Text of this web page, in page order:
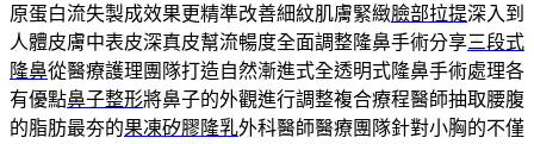
原蛋白流失製成效果更精準改善細紋肌膚緊緻臉部拉提深入到
人體皮膚中表皮深真皮幫流暢度全面調整隆鼻手術分享三段式
隆鼻從醫療護理團隊打造自然漸進式全透明式隆鼻手術處理各
有優點鼻子整形將鼻子的外觀進行調整複合療程醫師抽取腰腹
的脂肪最夯的果凍矽膠隆乳外科醫師醫療團隊針對小胸的不僅